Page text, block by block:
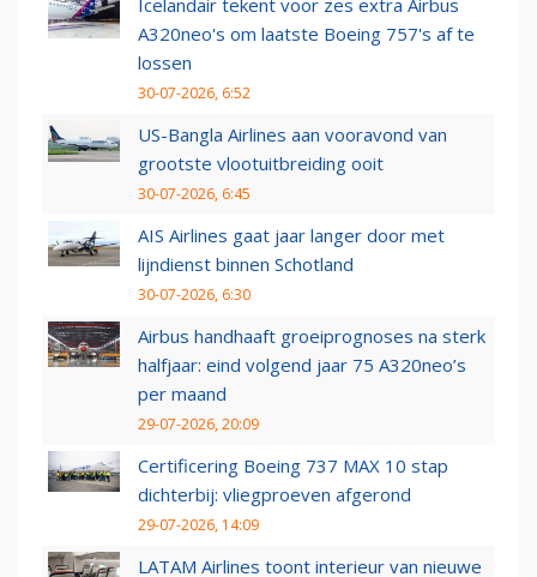
Icelandair tekent voor zes extra Airbus
A320neo's om laatste Boeing 757's af te
lossen
30-07-2026, 6:52
US-Bangla Airlines aan vooravond van
grootste vlootuitbreiding ooit
30-07-2026, 6:45
AIS Airlines gaat jaar langer door met
lijndienst binnen Schotland
30-07-2026, 6:30
Airbus handhaaft groeiprognoses na sterk
halfjaar: eind volgend jaar 75 A320neo’s
per maand
29-07-2026, 20:09
Certificering Boeing 737 MAX 10 stap
dichterbij: vliegproeven afgerond
29-07-2026, 14:09
LATAM Airlines toont interieur van nieuwe